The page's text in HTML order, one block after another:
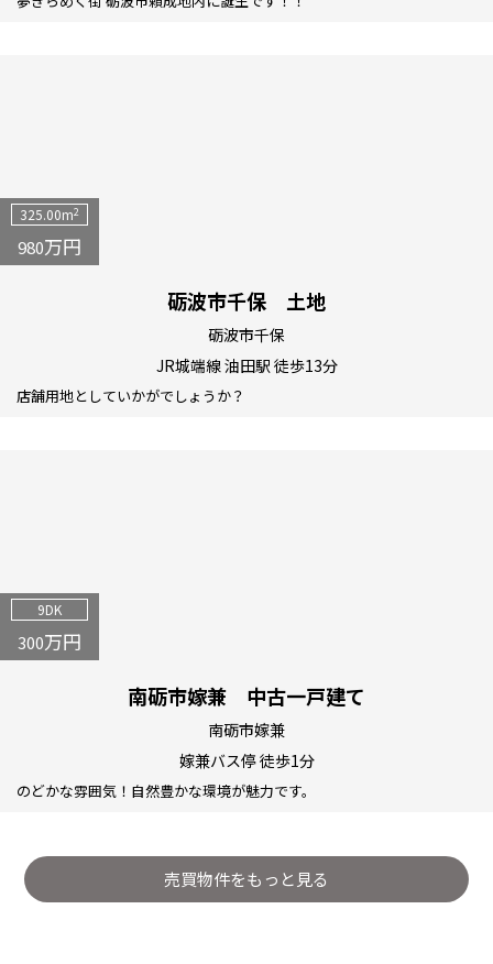
325.00m2
980万円
砺波市千保 土地
砺波市千保
JR城端線 油田駅 徒歩13分
店舗用地としていかがでしょうか？
9DK
300万円
南砺市嫁兼 中古一戸建て
南砺市嫁兼
嫁兼バス停 徒歩1分
のどかな雰囲気！自然豊かな環境が魅力です。
売買物件をもっと見る